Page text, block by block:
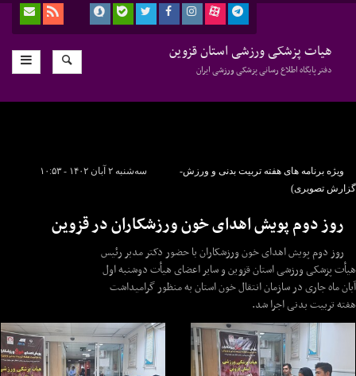
هیات پزشکی ورزشی استان قزوین
دفتر پایگاه اطلاع رسانی پزشکی ورزشی ایران
سه‌شنبه ۲ آبان ۱۴۰۲ - ۱۰:۵۳
ویژه برنامه های هفته تربیت بدنی و ورزش-
گزارش تصویری)
روز دوم پویش اهدای خون ورزشکاران در قزوین
روز دوم پویش اهدای خون ورزشکاران با حضور دکتر مدبر رئیس
هیأت پزشکی ورزشی استان قزوین و سایر اعضای هیأت دوشنبه اول
آبان ماه جاری در سازمان انتقال خون استان به منظور گرامیداشت
هفته تربیت بدنی اجرا شد.